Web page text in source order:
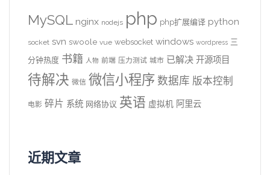
MySQL nginx nodejs php php扩展编译 python
socket svn swoole vue websocket windows wordpress 三
分钟热度 书籍 人物 前端 压力测试 城市 已解决 开源项目
待解决 微信 微信小程序 数据库 版本控制
电影 碎片 系统 网络协议 英语 虚拟机 阿里云
近期文章